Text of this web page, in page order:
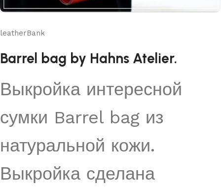
leatherBank
Barrel bag by Hahns Atelier.
Выкройка интересной
сумки Barrel bag из
натуральной кожи.
Выкройка сделана